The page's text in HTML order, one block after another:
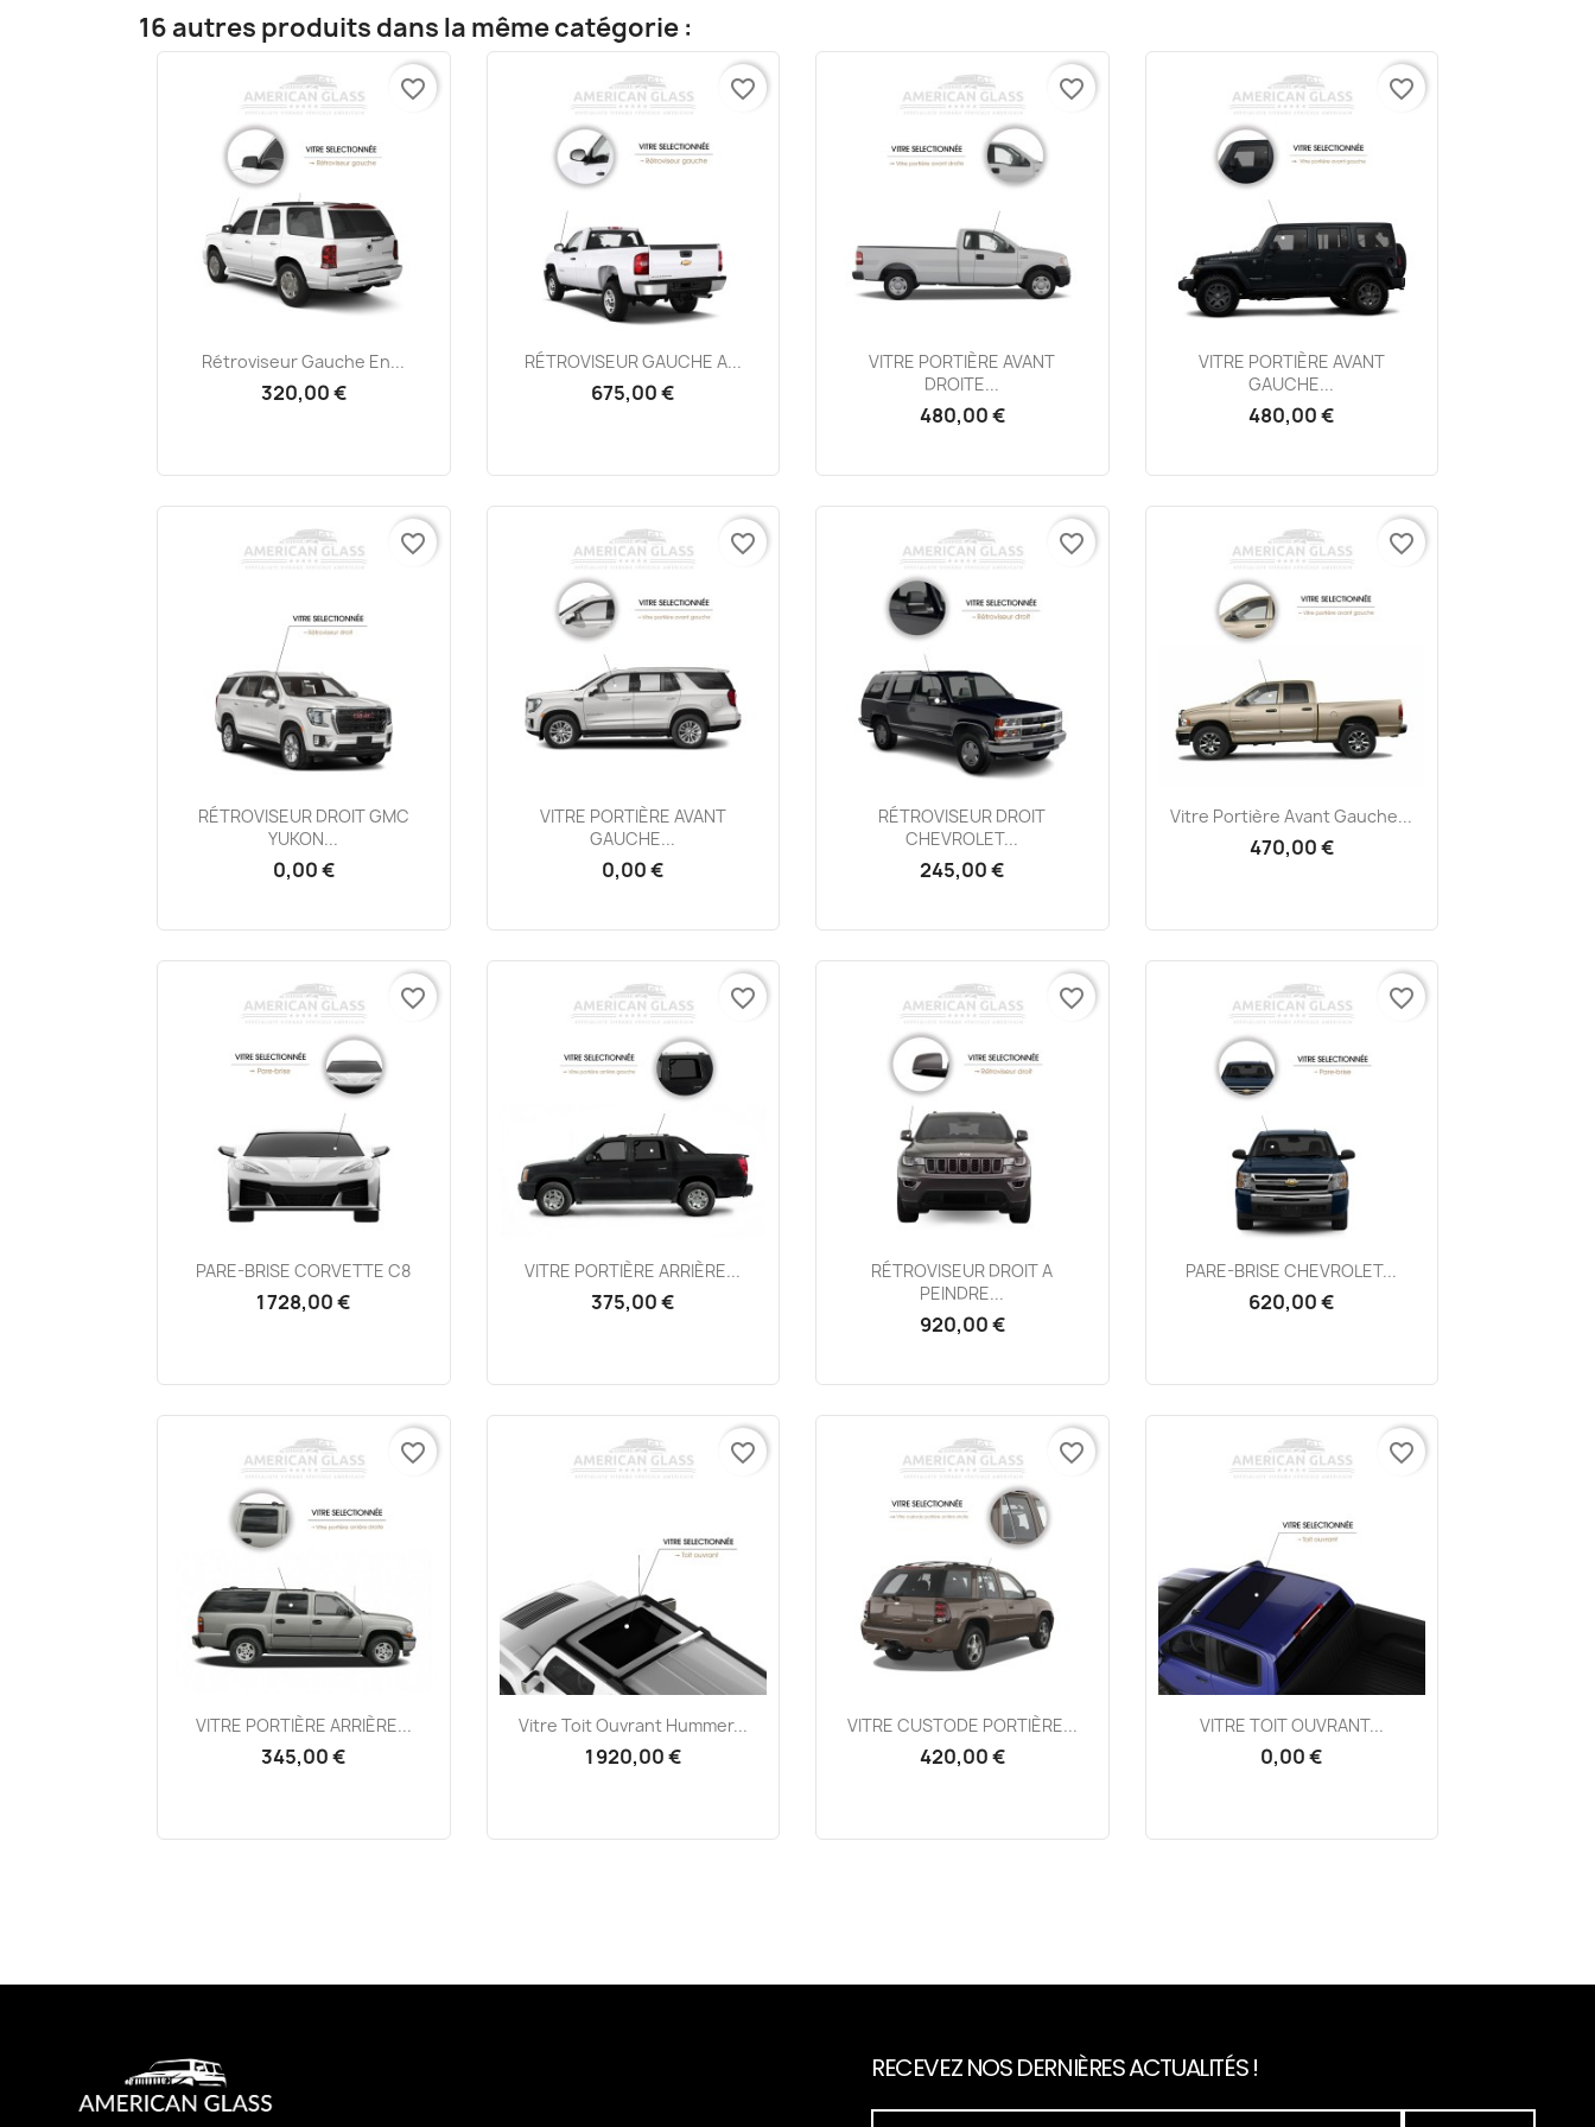
16 autres produits dans la même catégorie :
Aperçu rapide
Rétroviseur Gauche En...
320,00 €
favorite_border
Aperçu rapide
RÉTROVISEUR GAUCHE A...
675,00 €
favorite_border
Aperçu rapide
VITRE PORTIÈRE AVANT
DROITE...
480,00 €
favorite_border
Aperçu rapide
VITRE PORTIÈRE AVANT
GAUCHE...
480,00 €
favorite_border
Aperçu rapide
RÉTROVISEUR DROIT GMC
YUKON...
0,00 €
favorite_border
Aperçu rapide
VITRE PORTIÈRE AVANT
GAUCHE...
0,00 €
favorite_border
Aperçu rapide
RÉTROVISEUR DROIT
CHEVROLET...
245,00 €
favorite_border
Aperçu rapide
Vitre Portière Avant Gauche...
470,00 €
favorite_border
Aperçu rapide
PARE-BRISE CORVETTE C8
1 728,00 €
favorite_border
Aperçu rapide
VITRE PORTIÈRE ARRIÈRE...
375,00 €
favorite_border
Aperçu rapide
RÉTROVISEUR DROIT A
PEINDRE...
920,00 €
favorite_border
Aperçu rapide
PARE-BRISE CHEVROLET...
620,00 €
favorite_border
Aperçu rapide
VITRE PORTIÈRE ARRIÈRE...
345,00 €
favorite_border
Aperçu rapide
Vitre Toit Ouvrant Hummer...
1 920,00 €
favorite_border
Aperçu rapide
VITRE CUSTODE PORTIÈRE...
420,00 €
favorite_border
Aperçu rapide
VITRE TOIT OUVRANT...
0,00 €
favorite_border
RECEVEZ NOS DERNIÈRES ACTUALITÉS !